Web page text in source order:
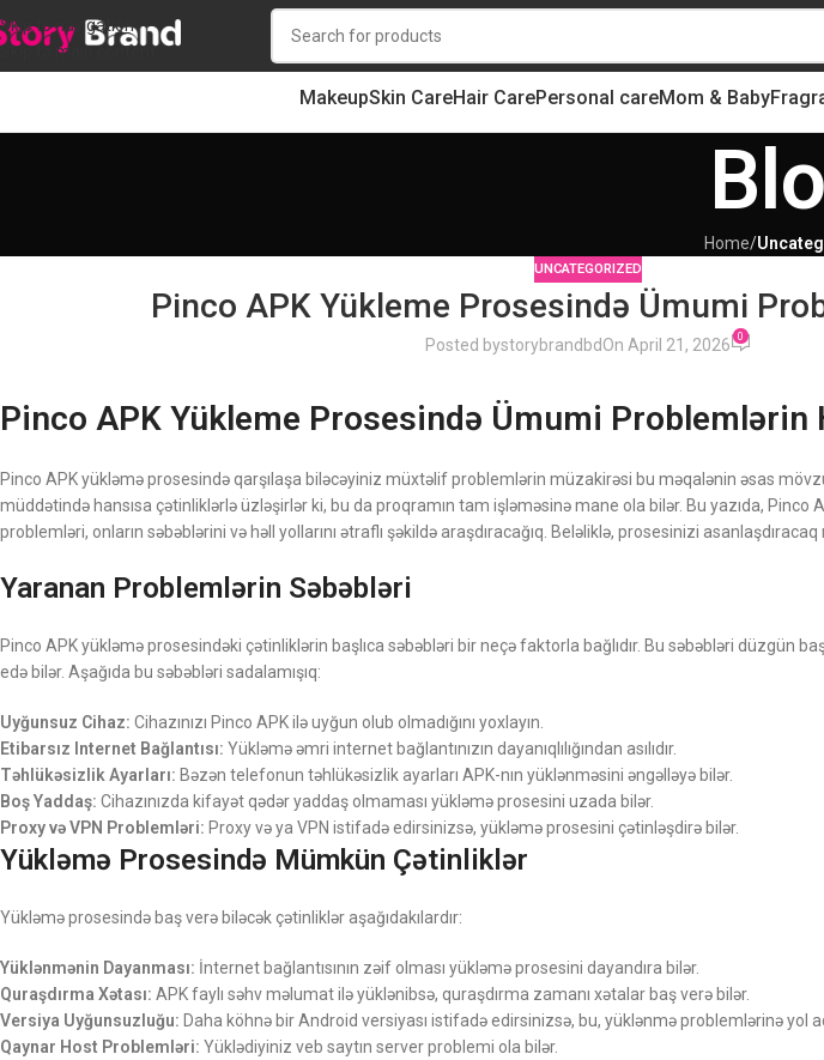
Skip to navigation
Skip to main content
MakeupSkin CareHair CarePersonal careMom & Baby
Home/
UNCATEGORIZED
Pinco APK Yükleme Prosesində Ümumi
Posted bystorybrandbdOn April 21, 2026 0
Pinco APK Yükleme Prosesində Ümumi Problemlərin
Pinco APK yükləmə prosesində qarşılaşa biləcəyiniz müxtəlif problemlərin müzakirəsi bu məqalənin əsas
müddətində hansısa çətinliklərlə üzləşirlər ki, bu da proqramın tam işləməsinə mane ola bilər. Bu yazıda, Pinco
problemləri, onların səbəblərini və həll yollarını ətraflı şəkildə araşdıracağıq. Beləliklə, prosesinizi
Yaranan Problemlərin Səbəbləri
Pinco APK yükləmə prosesindəki çətinliklərin başlıca səbəbləri bir neçə faktorla bağlıdır. Bu səbəbləri düzgün
edə bilər. Aşağıda bu səbəbləri sadalamışıq:
Uyğunsuz Cihaz: Cihazınızı Pinco APK ilə uyğun olub olmadığını yoxlayın.
Etibarsız Internet Bağlantısı: Yükləmə əmri internet bağlantınızın dayanıqlılığından asılıdır.
Təhlükəsizlik Ayarları: Bəzən telefonun təhlükəsizlik ayarları APK-nın yüklənməsini əngəlləyə bilər.
Boş Yaddaş: Cihazınızda kifayət qədər yaddaş olmaması yükləmə prosesini uzada bilər.
Proxy və VPN Problemləri: Proxy və ya VPN istifadə edirsinizsə, yükləmə prosesini çətinləşdirə bilər.
Yükləmə Prosesində Mümkün Çətinliklər
Yükləmə prosesində baş verə biləcək çətinliklər aşağıdakılardır:
Yüklənmənin Dayanması: İnternet bağlantısının zəif olması yükləmə prosesini dayandıra bilər.
Quraşdırma Xətası: APK faylı səhv məlumat ilə yüklənibsə, quraşdırma zamanı xətalar baş verə bilər.
Versiya Uyğunsuzluğu: Daha köhnə bir Android versiyası istifadə edirsinizsə, bu, yüklənmə problemlərinə yol
Qaynar Host Problemləri: Yüklədiyiniz veb saytın server problemi ola bilər.